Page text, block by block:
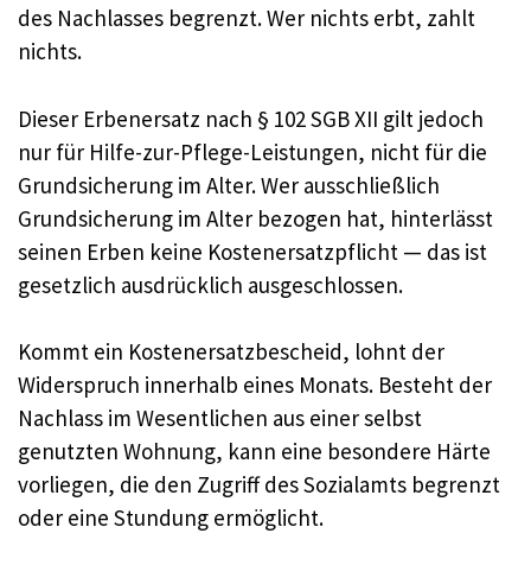
des Nachlasses begrenzt. Wer nichts erbt, zahlt
nichts.
Dieser Erbenersatz nach § 102 SGB XII gilt jedoch
nur für Hilfe-zur-Pflege-Leistungen, nicht für die
Grundsicherung im Alter. Wer ausschließlich
Grundsicherung im Alter bezogen hat, hinterlässt
seinen Erben keine Kostenersatzpflicht — das ist
gesetzlich ausdrücklich ausgeschlossen.
Kommt ein Kostenersatzbescheid, lohnt der
Widerspruch innerhalb eines Monats. Besteht der
Nachlass im Wesentlichen aus einer selbst
genutzten Wohnung, kann eine besondere Härte
vorliegen, die den Zugriff des Sozialamts begrenzt
oder eine Stundung ermöglicht.